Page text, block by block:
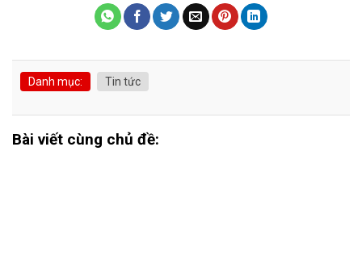
Danh mục: Tin tức
Bài viết cùng chủ đề: